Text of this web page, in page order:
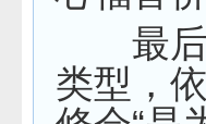
最后
类型，